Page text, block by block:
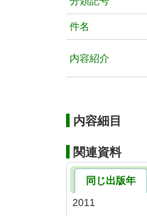
件名
内容紹介
内容細目
関連資料
同じ出版年
2011